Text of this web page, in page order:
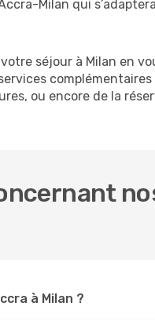
Milan qui
séjour à Milan en
ou encore de la
à Milan ?